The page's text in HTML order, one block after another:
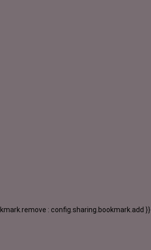
: config.sharing.bookmark.add }}